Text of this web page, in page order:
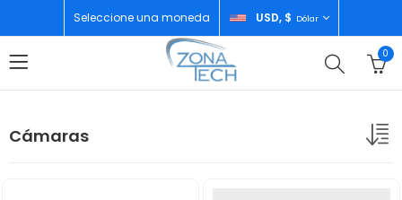
Seleccione una moneda USD, $ Dólar
0
Cámaras